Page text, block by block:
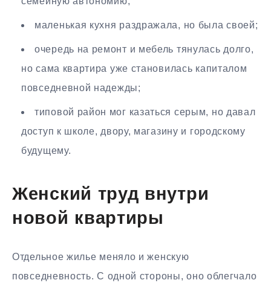
маленькая кухня раздражала, но была своей;
очередь на ремонт и мебель тянулась долго,
но сама квартира уже становилась капиталом
повседневной надежды;
типовой район мог казаться серым, но давал
доступ к школе, двору, магазину и городскому
будущему.
Женский труд внутри
новой квартиры
Отдельное жилье меняло и женскую
повседневность. С одной стороны, оно облегчало